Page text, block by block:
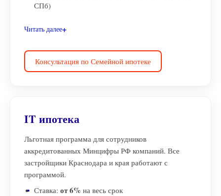
СПб)
Читать далее
Консультация по Семейной ипотеке
IT ипотека
Льготная программа для сотрудников
аккредитованных Минцифры РФ компаний. Все
застройщики Краснодара и края работают с
программой.
Ставка: от 6% на весь срок